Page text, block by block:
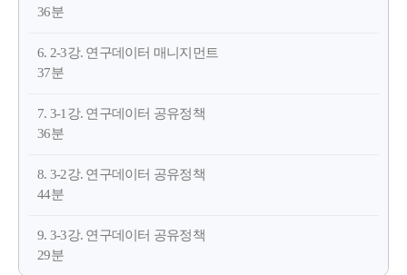
36분
6. 2-3강. 연구데이터 매니지먼트
37분
7. 3-1강. 연구데이터 공유정책
36분
8. 3-2강. 연구데이터 공유정책
44분
9. 3-3강. 연구데이터 공유정책
29분